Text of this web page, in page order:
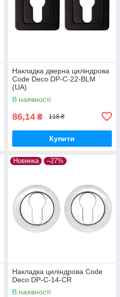
Накладка дверна циліндрова
Code Deco DP-C-22-BLM
(UA)
В наявності
86,14 ₴ 118 ₴
Купити
Новинка –27%
Накладка циліндрова Code
Deco DP-C-14-CR
В наявності